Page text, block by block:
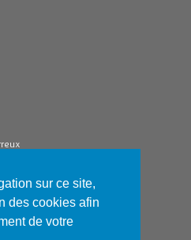
sur ce site,
des cookies afin
de votre